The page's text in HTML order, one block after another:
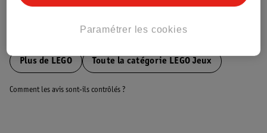
Plus de LEGO Toute la catégorie LEGO Jeux
Comment les avis sont-ils contrôlés ?
Paramétrer les cookies